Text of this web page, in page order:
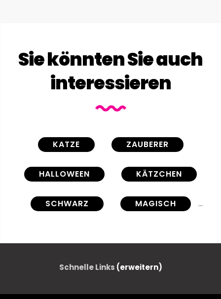
Sie könnten Sie auch
interessieren
KATZE ZAUBERER
HALLOWEEN KÄTZCHEN
SCHWARZ MAGISCH
NATUR WASSERFARBEN
ZEICHNUNG ABBILDUNG
Schnelle Links (erweitern)